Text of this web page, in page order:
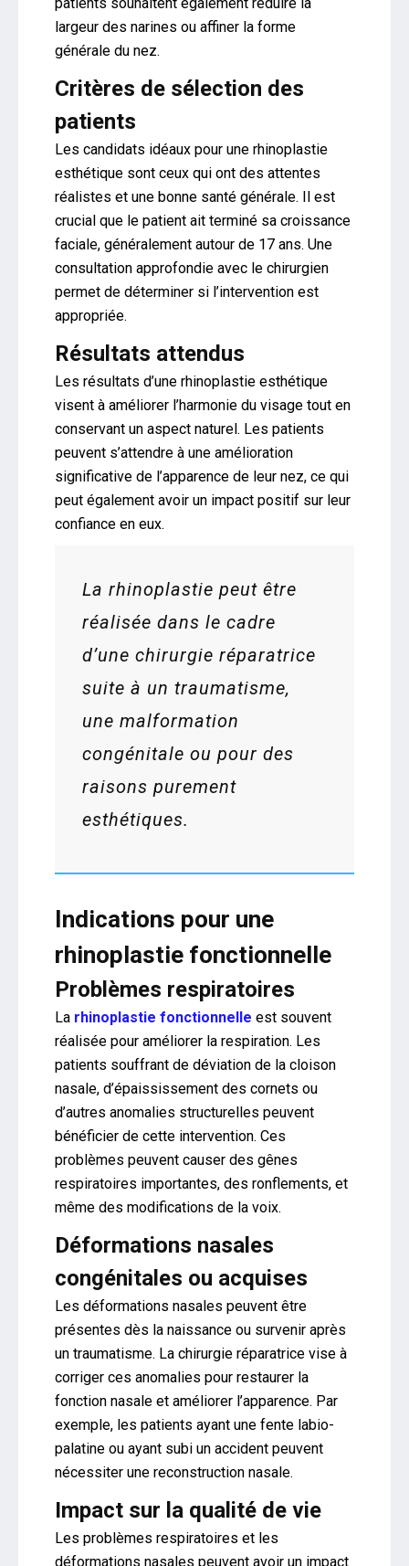
largeur des narines ou affiner la forme
générale du nez.
Critères de sélection des
patients
Les candidats idéaux pour une rhinoplastie
esthétique sont ceux qui ont des attentes
réalistes et une bonne santé générale. Il est
crucial que le patient ait terminé sa croissance
faciale, généralement autour de 17 ans. Une
consultation approfondie avec le chirurgien
permet de déterminer si l’intervention est
appropriée.
Résultats attendus
Les résultats d’une rhinoplastie esthétique
visent à améliorer l’harmonie du visage tout en
conservant un aspect naturel. Les patients
peuvent s’attendre à une amélioration
significative de l’apparence de leur nez, ce qui
peut également avoir un impact positif sur leur
confiance en eux.
La rhinoplastie peut être
réalisée dans le cadre
d’une chirurgie réparatrice
suite à un traumatisme,
une malformation
congénitale ou pour des
raisons purement
esthétiques.
Indications pour une
rhinoplastie fonctionnelle
Problèmes respiratoires
La rhinoplastie fonctionnelle est souvent
réalisée pour améliorer la respiration. Les
patients souffrant de déviation de la cloison
nasale, d’épaississement des cornets ou
d’autres anomalies structurelles peuvent
bénéficier de cette intervention. Ces
problèmes peuvent causer des gênes
respiratoires importantes, des ronflements, et
même des modifications de la voix.
Déformations nasales
congénitales ou acquises
Les déformations nasales peuvent être
présentes dès la naissance ou survenir après
un traumatisme. La chirurgie réparatrice vise à
corriger ces anomalies pour restaurer la
fonction nasale et améliorer l’apparence. Par
exemple, les patients ayant une fente labio-
palatine ou ayant subi un accident peuvent
nécessiter une reconstruction nasale.
Impact sur la qualité de vie
Les problèmes respiratoires et les
déformations nasales peuvent avoir un impact